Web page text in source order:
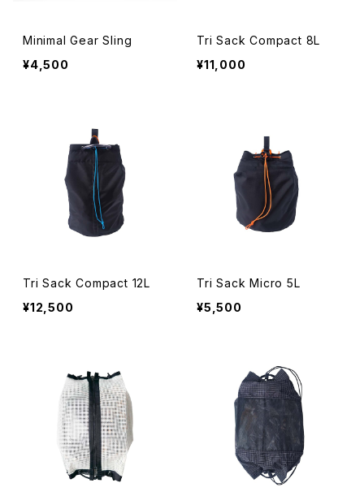
Minimal Gear Sling
¥4,500
Tri Sack Compact 8L
¥11,000
Tri Sack Compact 12L
¥12,500
Tri Sack Micro 5L
¥5,500